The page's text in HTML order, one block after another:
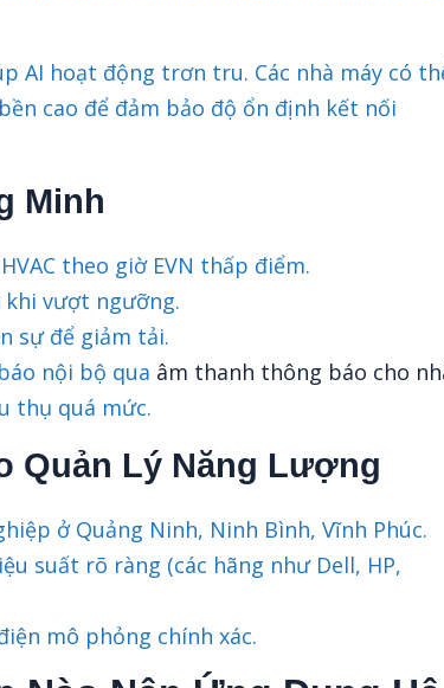
AI hoạt động trơn tru. Các nhà máy có
cao để đảm bảo độ ổn định kết nối
Minh
theo giờ EVN thấp điểm.
khi vượt ngưỡng.
sự để giảm tải.
nội bộ qua âm thanh thông báo cho
thụ quá mức.
Quản Lý Năng Lượng
ở Quảng Ninh, Ninh Bình, Vĩnh Phúc.
suất rõ ràng (các hãng như Dell, HP,
mô phỏng chính xác.